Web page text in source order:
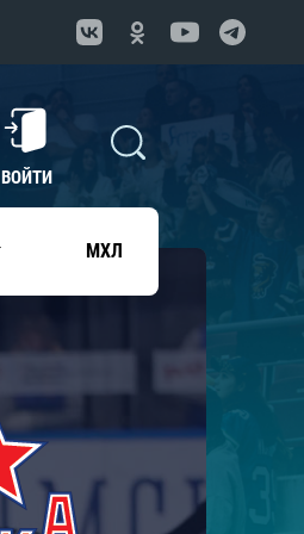
ВОЙТИ
МХЛ